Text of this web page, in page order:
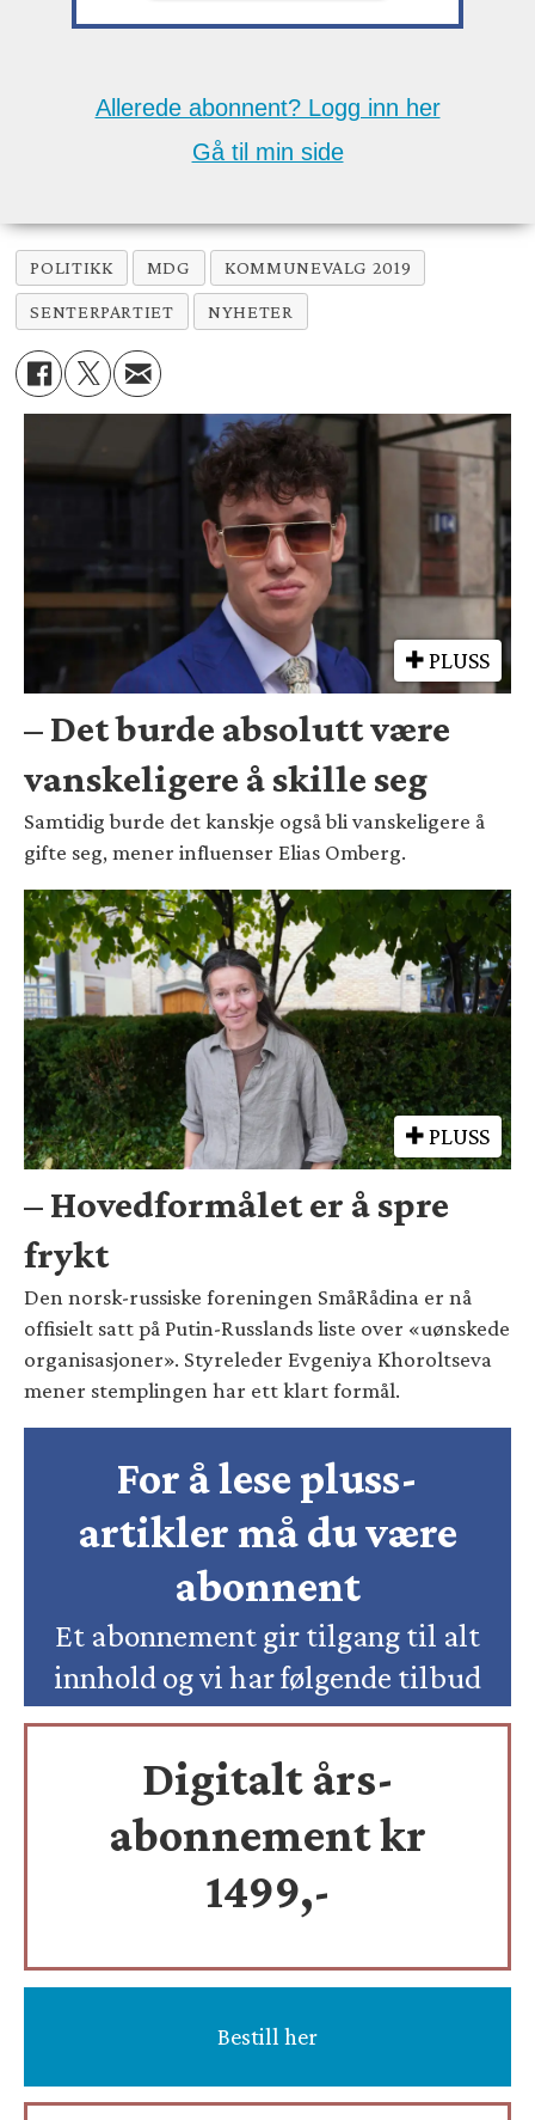
Allerede abonnent? Logg inn her
Gå til min side
POLITIKK MDG KOMMUNEVALG 2019
SENTERPARTIET NYHETER
PLUSS
– Det burde absolutt være
vanskeligere å skille seg
Samtidig burde det kanskje også bli vanskeligere å
gifte seg, mener influenser Elias Omberg.
PLUSS
– Hovedformålet er å spre
frykt
Den norsk-russiske foreningen SmåRådina er nå
offisielt satt på Putin-Russlands liste over «uønskede
organisasjoner». Styreleder Evgeniya Khoroltseva
mener stemplingen har ett klart formål.
For å lese pluss-
artikler må du være
abonnent
Et abonnement gir tilgang til alt
innhold og vi har følgende tilbud
Digitalt års-
abonnement kr
1499,-
Bestill her